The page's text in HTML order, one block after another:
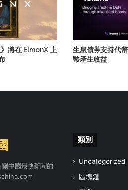
將在 ElmonX 上
生息債券支持代
幣產生收益
中國最快新聞的
類別
Uncategorized
區塊鏈